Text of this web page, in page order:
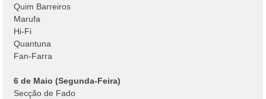
Quim Barreiros
Marufa
Hi-Fi
Quantuna
Fan-Farra
6 de Maio (Segunda-Feira)
Secção de Fado